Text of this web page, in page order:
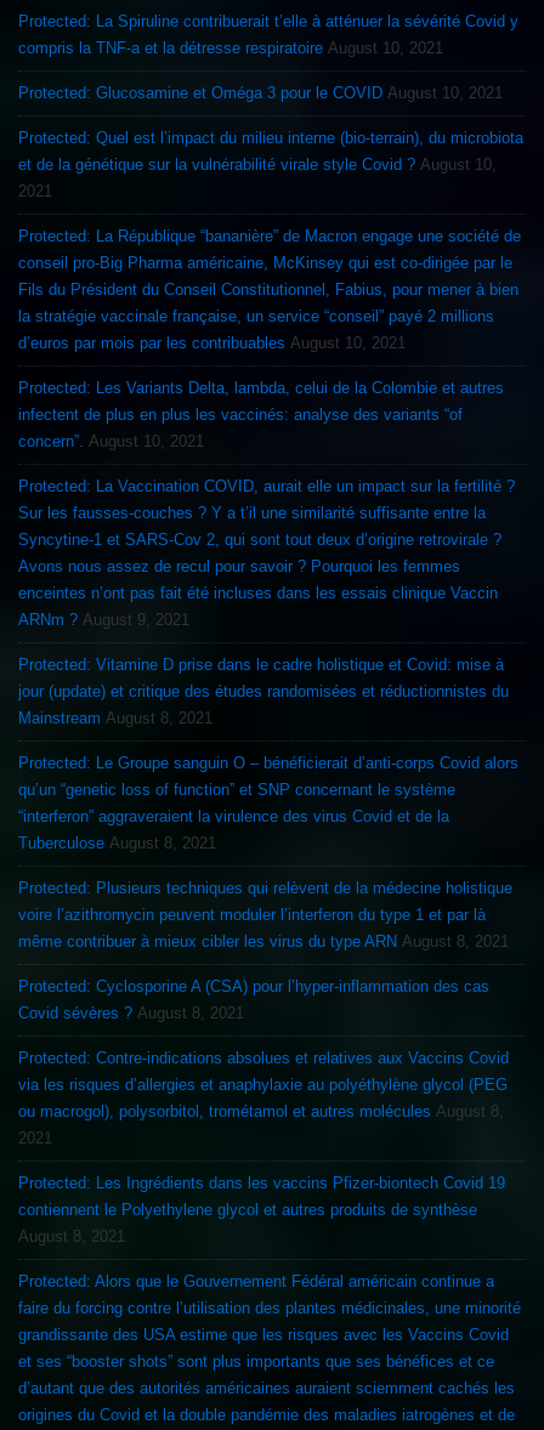
Protected: La Spiruline contribuerait t’elle à atténuer la sévérité Covid y
compris la TNF-a et la détresse respiratoire August 10, 2021
Protected: Glucosamine et Oméga 3 pour le COVID August 10, 2021
Protected: Quel est l’impact du milieu interne (bio-terrain), du microbiota
et de la génétique sur la vulnérabilité virale style Covid ? August 10,
2021
Protected: La République “bananière” de Macron engage une société de
conseil pro-Big Pharma américaine, McKinsey qui est co-dirigée par le
Fils du Président du Conseil Constitutionnel, Fabius, pour mener à bien
la stratégie vaccinale française, un service “conseil” payé 2 millions
d’euros par mois par les contribuables August 10, 2021
Protected: Les Variants Delta, lambda, celui de la Colombie et autres
infectent de plus en plus les vaccinés: analyse des variants “of
concern”. August 10, 2021
Protected: La Vaccination COVID, aurait elle un impact sur la fertilité ?
Sur les fausses-couches ? Y a t’il une similarité suffisante entre la
Syncytine-1 et SARS-Cov 2, qui sont tout deux d’origine retrovirale ?
Avons nous assez de recul pour savoir ? Pourquoi les femmes
enceintes n’ont pas fait été incluses dans les essais clinique Vaccin
ARNm ? August 9, 2021
Protected: Vitamine D prise dans le cadre holistique et Covid: mise à
jour (update) et critique des études randomisées et réductionnistes du
Mainstream August 8, 2021
Protected: Le Groupe sanguin O – bénéficierait d’anti-corps Covid alors
qu’un “genetic loss of function” et SNP concernant le système
“interferon” aggraveraient la virulence des virus Covid et de la
Tuberculose August 8, 2021
Protected: Plusieurs techniques qui relèvent de la médecine holistique
voire l’azithromycin peuvent moduler l’interferon du type 1 et par là
même contribuer à mieux cibler les virus du type ARN August 8, 2021
Protected: Cyclosporine A (CSA) pour l’hyper-inflammation des cas
Covid sévères ? August 8, 2021
Protected: Contre-indications absolues et relatives aux Vaccins Covid
via les risques d’allergies et anaphylaxie au polyéthylène glycol (PEG
ou macrogol), polysorbitol, trométamol et autres molécules August 8,
2021
Protected: Les Ingrédients dans les vaccins Pfizer-biontech Covid 19
contiennent le Polyethylene glycol et autres produits de synthèse
August 8, 2021
Protected: Alors que le Gouvernement Fédéral américain continue a
faire du forcing contre l’utilisation des plantes médicinales, une minorité
grandissante des USA estime que les risques avec les Vaccins Covid
et ses “booster shots” sont plus importants que ses bénéfices et ce
d’autant que des autorités américaines auraient sciemment cachés les
origines du Covid et la double pandémie des maladies iatrogènes et de